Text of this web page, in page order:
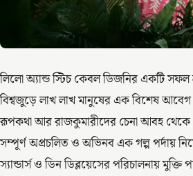
লিলো অ্যান্ড স্টিচ কেবল ডিজনির একটি সফল
বিশ্বজুড়ে লাখ লাখ মানুষের এক বিশেষ
রূপকথা আর রাজকুমারীদের চেনা আবহ থেকে
সম্পূর্ণ অপ্রচলিত ও অভিনব এক গল্প পর্দায়
স্যান্ডার্স ও ডিন ডিব্লয়েসের পরিচালনায় মুক্তি